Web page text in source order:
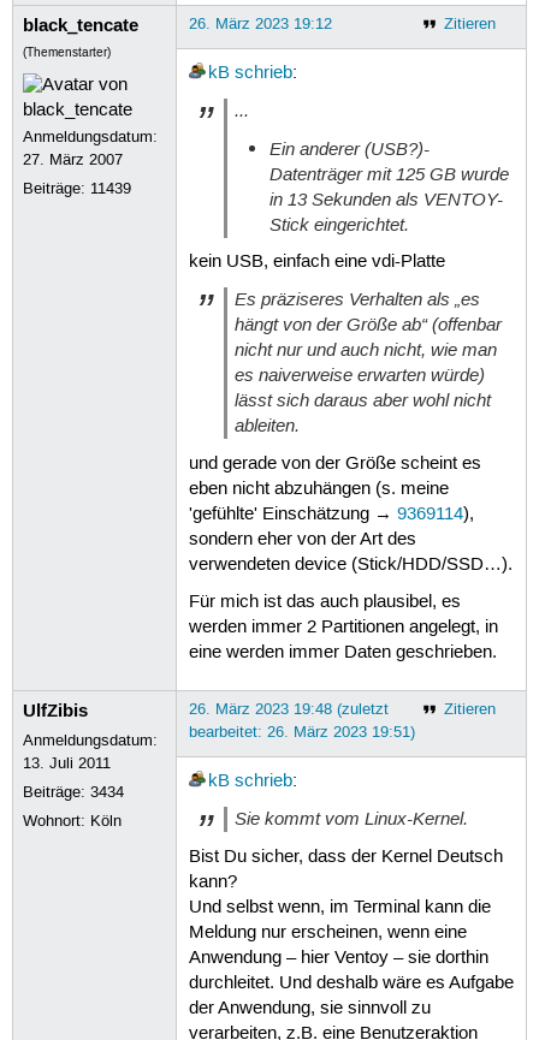
black_tencate
(Themenstarter)
Anmeldungsdatum:
27. März 2007
Beiträge: 11439
Zitieren
26. März 2023 19:12
kB schrieb:
...
Ein anderer (USB?)-
Datenträger mit 125 GB wurde
in 13 Sekunden als VENTOY-
Stick eingerichtet.
kein USB, einfach eine vdi-Platte
Es präziseres Verhalten als „es
hängt von der Größe ab“ (offenbar
nicht nur und auch nicht, wie man
es naiverweise erwarten würde)
lässt sich daraus aber wohl nicht
ableiten.
und gerade von der Größe scheint es
eben nicht abzuhängen (s. meine
'gefühlte' Einschätzung → 9369114),
sondern eher von der Art des
verwendeten device (Stick/HDD/SSD…).
Für mich ist das auch plausibel, es
werden immer 2 Partitionen angelegt, in
eine werden immer Daten geschrieben.
UlfZibis
Anmeldungsdatum:
13. Juli 2011
Beiträge:3434
Wohnort: Köln
Zitieren
26. März 2023 19:48 (zuletzt
bearbeitet: 26. März 2023 19:51)
kB schrieb:
Sie kommt vom Linux-Kernel.
Bist Du sicher, dass der Kernel Deutsch
kann?
Und selbst wenn, im Terminal kann die
Meldung nur erscheinen, wenn eine
Anwendung – hier Ventoy – sie dorthin
durchleitet. Und deshalb wäre es Aufgabe
der Anwendung, sie sinnvoll zu
verarbeiten, z.B. eine Benutzeraktion